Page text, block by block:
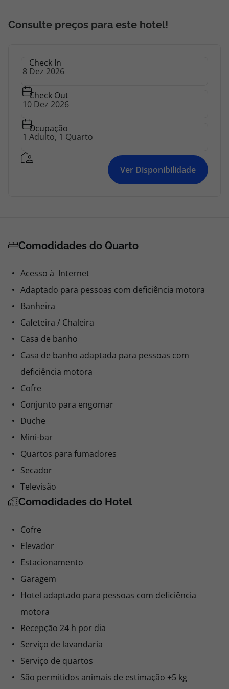
Consulte preços para este hotel!
Check In
Check Out
Ocupação
Ver Disponibilidade
Comodidades do Quarto
Acesso à Internet
Adaptado para pessoas com deficiência motora
Banheira
Cafeteira / Chaleira
Casa de banho
Casa de banho adaptada para pessoas com
deficiência motora
Cofre
Conjunto para engomar
Duche
Mini-bar
Quartos para fumadores
Secador
Televisão
Comodidades do Hotel
Cofre
Elevador
Estacionamento
Garagem
Hotel adaptado para pessoas com deficiência
motora
Recepção 24 h por dia
Serviço de lavandaria
Serviço de quartos
São permitidos animais de estimação +5 kg